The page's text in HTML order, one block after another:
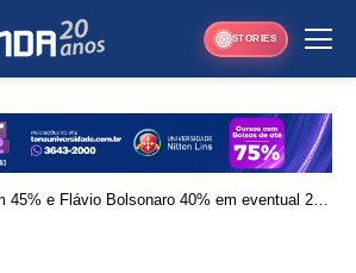
STORIES
45% e Flávio Bolsonaro 40% em eventual 2º